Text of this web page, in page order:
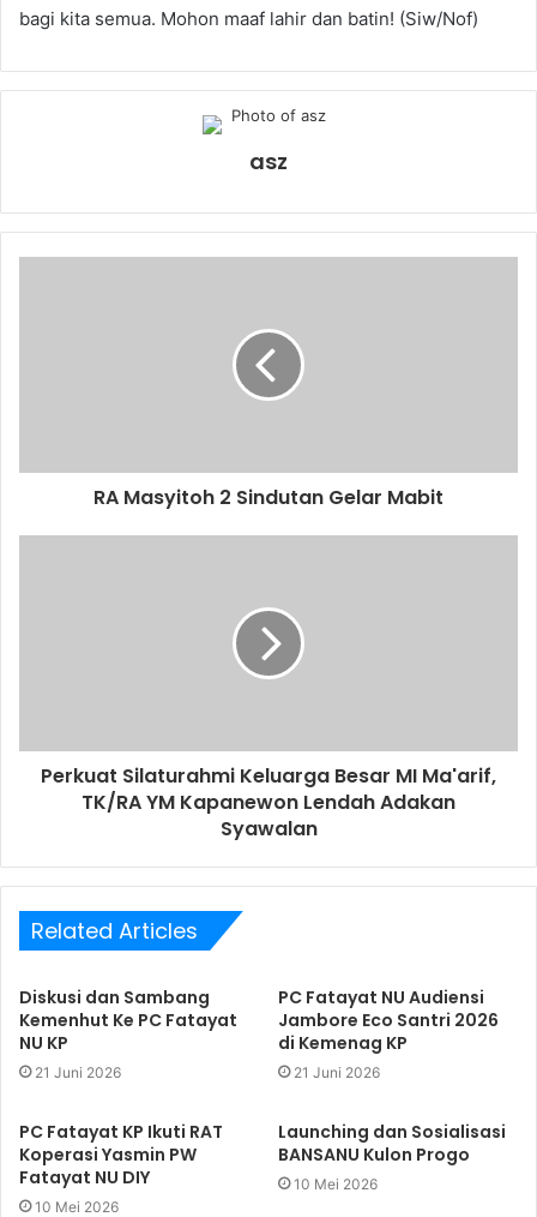
bagi kita semua. Mohon maaf lahir dan batin! (Siw/Nof)
asz
RA Masyitoh 2 Sindutan Gelar Mabit
Perkuat Silaturahmi Keluarga Besar MI Ma'arif,
TK/RA YM Kapanewon Lendah Adakan
Syawalan
Related Articles
Diskusi dan Sambang
Kemenhut Ke PC Fatayat
NU KP
21 Juni 2026
PC Fatayat NU Audiensi
Jambore Eco Santri 2026
di Kemenag KP
21 Juni 2026
PC Fatayat KP Ikuti RAT
Koperasi Yasmin PW
Fatayat NU DIY
10 Mei 2026
Launching dan Sosialisasi
BANSANU Kulon Progo
10 Mei 2026